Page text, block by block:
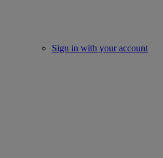
Sign in with your account